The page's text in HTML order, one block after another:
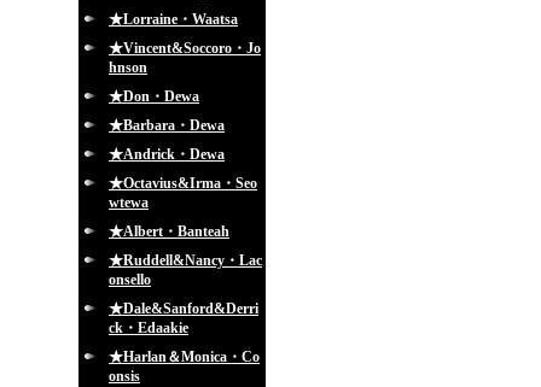
★Lorraine・Waatsa
★Vincent&Soccoro・Jo
hnson
★Don・Dewa
★Barbara・Dewa
★Andrick・Dewa
★Octavius&Irma・Seo
wtewa
★Albert・Banteah
★Ruddell&Nancy・Lac
onsello
★Dale&Sanford&Derri
ck・Edaakie
★Harlan＆Monica・Co
onsis